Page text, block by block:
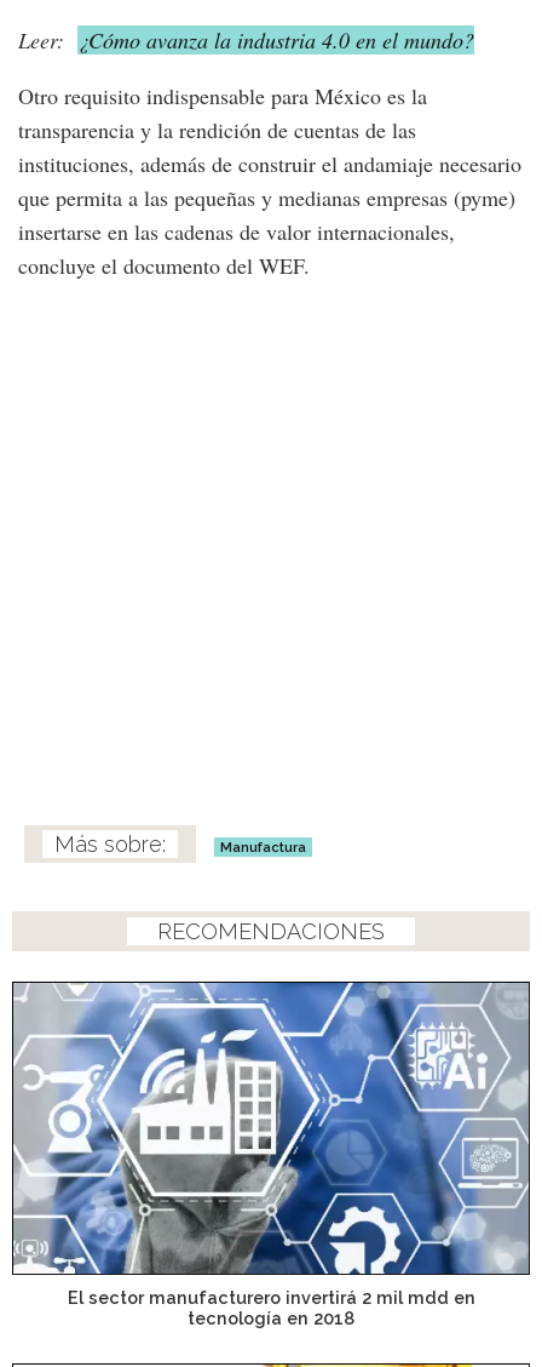
Leer:
¿Cómo avanza la industria 4.0 en el mundo?
Otro requisito indispensable para México es la
transparencia y la rendición de cuentas de las
instituciones, además de construir el andamiaje necesario
que permita a las pequeñas y medianas empresas (pyme)
insertarse en las cadenas de valor internacionales,
concluye el documento del WEF.
Manufactura
RECOMENDACIONES
El sector manufacturero invertirá 2 mil mdd en
tecnología en 2018